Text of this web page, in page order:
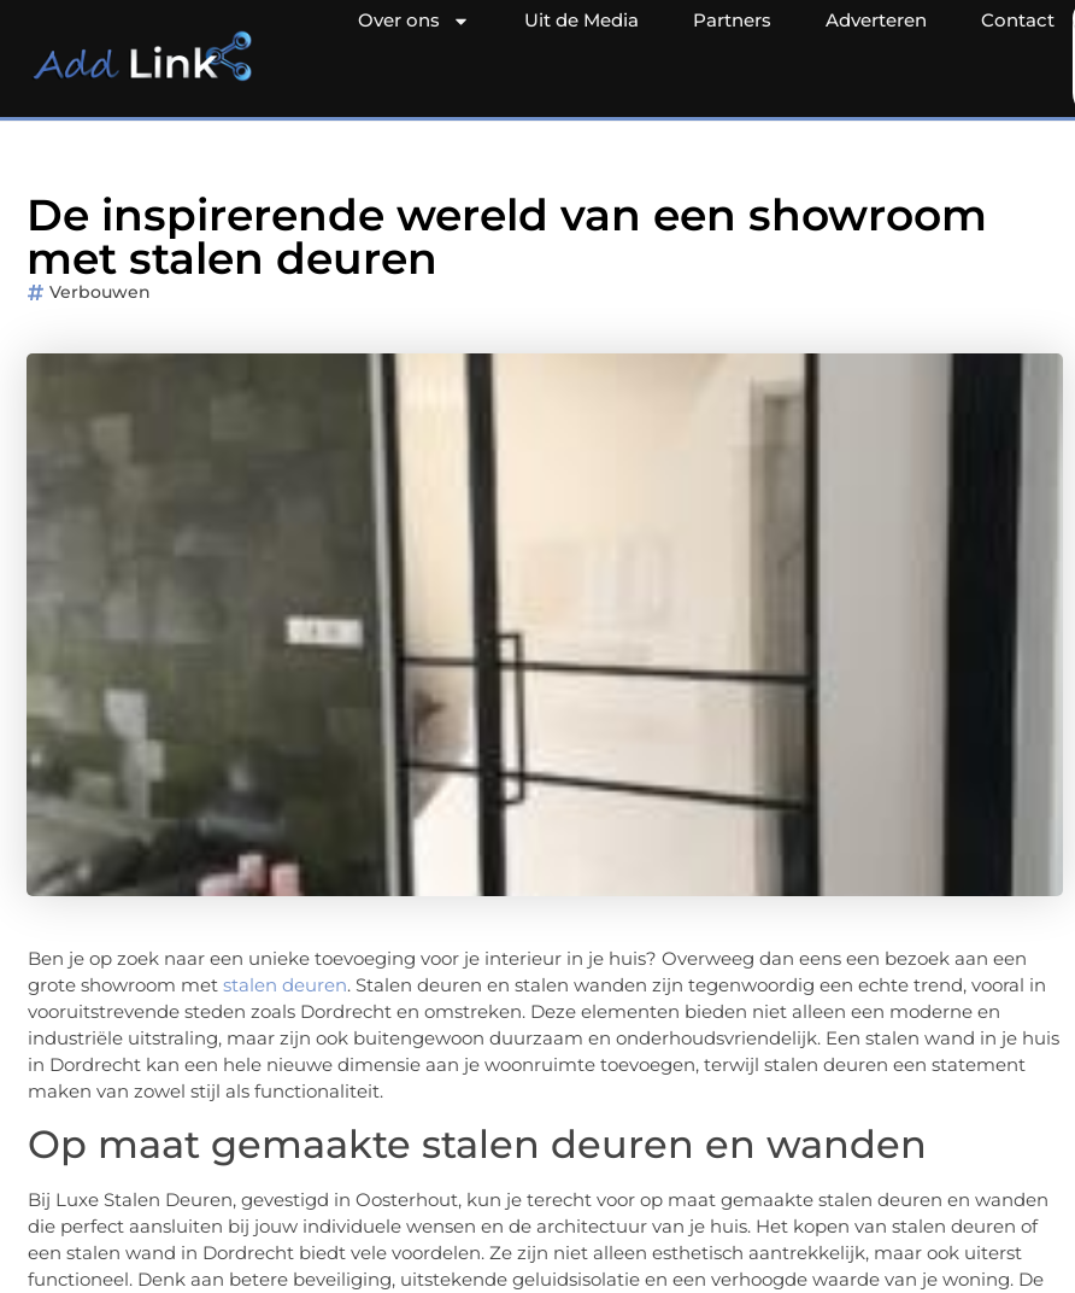
Over ons Uit de Media Partners Adverteren Contact
De inspirerende wereld van een showroom
met stalen deuren
Verbouwen
Ben je op zoek naar een unieke toevoeging voor je interieur in je huis? Overweeg dan eens een bezoek aan een
grote showroom met stalen deuren. Stalen deuren en stalen wanden zijn tegenwoordig een echte trend, vooral in
vooruitstrevende steden zoals Dordrecht en omstreken. Deze elementen bieden niet alleen een moderne en
industriële uitstraling, maar zijn ook buitengewoon duurzaam en onderhoudsvriendelijk. Een stalen wand in je huis
in Dordrecht kan een hele nieuwe dimensie aan je woonruimte toevoegen, terwijl stalen deuren een statement
maken van zowel stijl als functionaliteit.
Op maat gemaakte stalen deuren en wanden
Bij Luxe Stalen Deuren, gevestigd in Oosterhout, kun je terecht voor op maat gemaakte stalen deuren en wanden
die perfect aansluiten bij jouw individuele wensen en de architectuur van je huis. Het kopen van stalen deuren of
een stalen wand in Dordrecht biedt vele voordelen. Ze zijn niet alleen esthetisch aantrekkelijk, maar ook uiterst
functioneel. Denk aan betere beveiliging, uitstekende geluidsisolatie en een verhoogde waarde van je woning. De